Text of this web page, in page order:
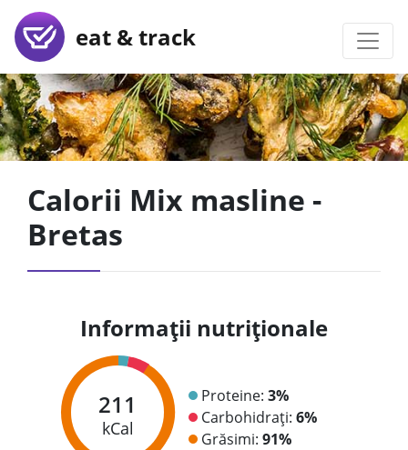
eat & track
Calorii Mix masline -
Bretas
Informații nutriționale
211
kCal
Proteine: 3%
Carbohidrați: 6%
Grăsimi: 91%